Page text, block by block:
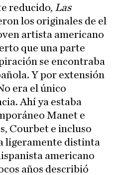
reducido, Las
los originales de el
artista americano
que una parte
se encontraba
Y por extensión
era el único
Ahí ya estaba
Manet e
Courbet e incluso
ligeramente distinta
americano
años describió